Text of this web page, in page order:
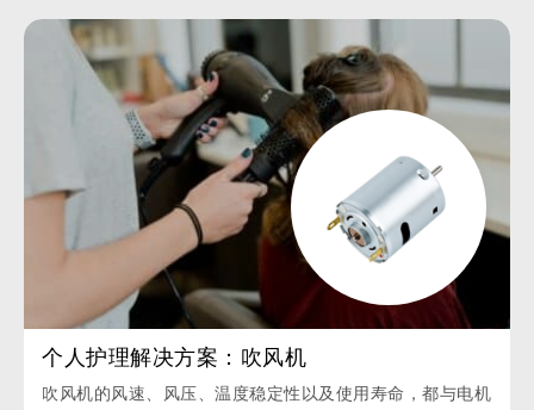
个人护理解决方案：吹风机
吹风机的风速、风压、温度稳定性以及使用寿命，都与电机